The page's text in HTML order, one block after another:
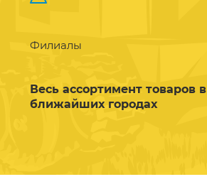
Филиалы
Весь ассортимент товаров в
ближайших городах